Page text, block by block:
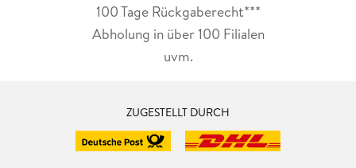
100 Tage Rückgaberecht***
Abholung in über 100 Filialen
uvm.
ZUGESTELLT DURCH